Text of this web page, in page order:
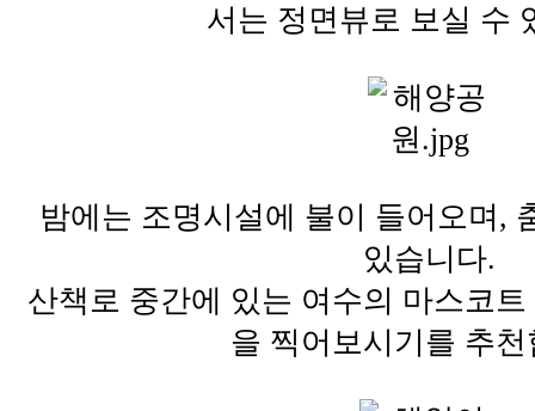
서는 정면뷰로 보실 수
밤에는 조명시설에 불이 들어오며,
있습니다.
산책로 중간에 있는 여수의 마스코
을 찍어보시기를 추